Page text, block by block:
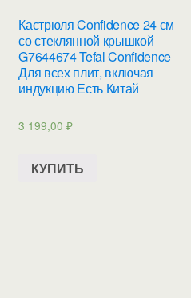
Кастрюля Confidence 24 см
со стеклянной крышкой
G7644674 Tefal Confidence
Для всех плит, включая
индукцию Есть Китай
3 199,00₽
КУПИТЬ